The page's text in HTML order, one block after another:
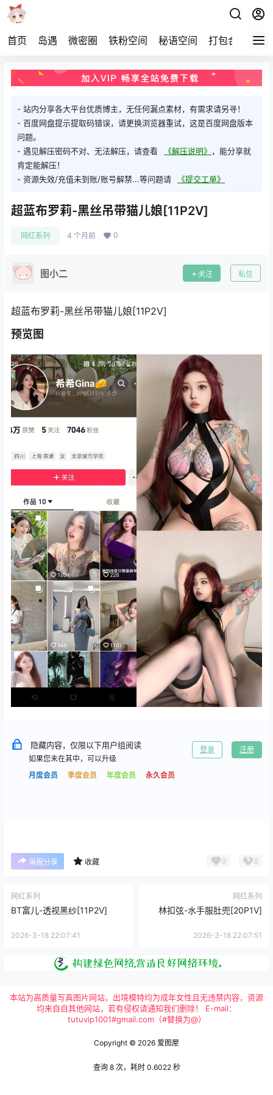
首页 岛遇 微密圈 铁粉空间 秘语空间 打包合集 关
- 站内分享各大平台优质博主，无任何漏点素材，有需求请另寻！
- 百度网盘提示提取码错误，请更换浏览器重试，这是百度网盘版本
问题。
- 遇见解压密码不对、无法解压，请查看
《解压说明》 ，能分享就
肯定能解压！
- 资源失效/充值未到账/账号解禁...等问题请
《提交工单》
超蓝布罗莉-黑丝吊带猫儿娘[11P2V]
网红系列 4 个月前 0
图小二 关注 私信
超蓝布罗莉-黑丝吊带猫儿娘[11P2V]
预览图
隐藏内容，仅限以下用户组阅读
如果您未在其中，可以升级
月度会员
季度会员 年度会员 永久会员
登录 注册
海报分享 收藏 0 0
网红系列
BT富儿-透视黑纱[11P2V]
2026-3-18 22:07:41
网红系列
林扣弦-水手服肚兜[20P1V]
2026-3-18 22:07:51
本站为高质量写真图片网站，出境模特均为成年女性且无违禁内容，资源
均来自自其他网站，若有侵权请通知我们删除！ E-mail：
tutuvip1001#gmail.com（#替换为@）
Copyright © 2026 爱图屋
查询 8 次，耗时 0.6022 秒